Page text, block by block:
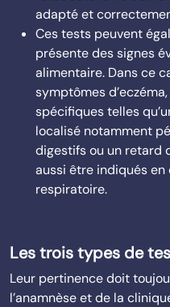
adapté et
Ces tests peuvent
présente des signes
alimentaire. Dans ce
symptômes
spécifiques telles
localisé notamment
digestifs ou un retard
aussi être indiqués en
respiratoire.
Les trois types de
Leur pertinence doit
l’anamnèse et de la